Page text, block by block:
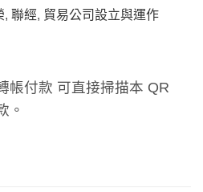
, 聯經, 貿易公司設立與運作
帳付款 可直接掃描本 QR
。